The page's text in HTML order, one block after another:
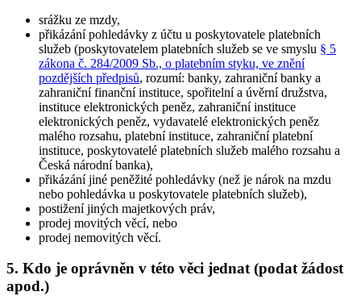
srážku ze mzdy,
přikázání pohledávky z účtu u poskytovatele platebních
služeb (poskytovatelem platebních služeb se ve smyslu § 5
zákona č. 284/2009 Sb., o platebním styku, ve znění
pozdějších předpisů, rozumí: banky, zahraniční banky a
zahraniční finanční instituce, spořitelní a úvěrní družstva,
instituce elektronických peněz, zahraniční instituce
elektronických peněz, vydavatelé elektronických peněz
malého rozsahu, platební instituce, zahraniční platební
instituce, poskytovatelé platebních služeb malého rozsahu a
Česká národní banka),
přikázání jiné peněžité pohledávky (než je nárok na mzdu
nebo pohledávka u poskytovatele platebních služeb),
postižení jiných majetkových práv,
prodej movitých věcí, nebo
prodej nemovitých věcí.
5. Kdo je oprávněn v této věci jednat (podat žádost
apod.)